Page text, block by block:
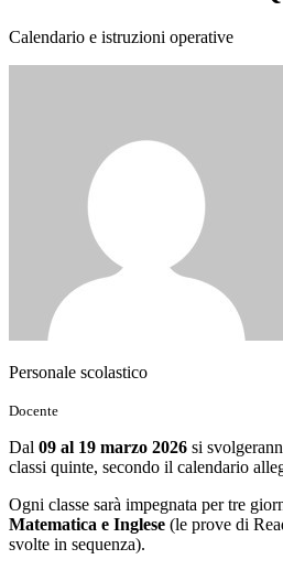
Calendario e istruzioni operative
Personale scolastico
Docente
Dal 09 al 19 marzo 2026 si
classi quinte, secondo il calendario
Ogni classe sarà impegnata per tre
Matematica e Inglese (le prove di
svolte in sequenza).